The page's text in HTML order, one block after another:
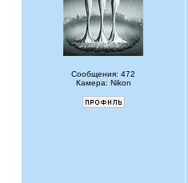
Сообщения: 472
Камера: Nikon